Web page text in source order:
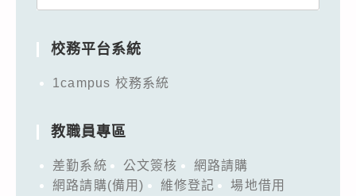
校務平台系統
1campus 校務系統
教職員專區
差勤系統 公文簽核
網路請購
網路請購(備用)
維修登記
場地借用